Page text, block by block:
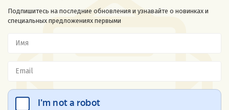
Подпишитесь на последние обновления и узнавайте о новинках и
специальных предложениях первыми